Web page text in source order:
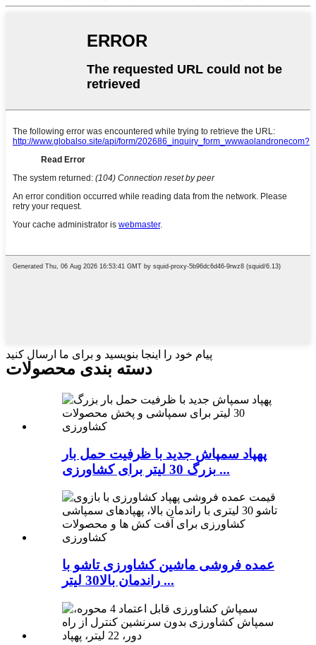
پیام خود را اینجا بنویسید و برای ما ارسال کنید
دسته بندی محصولات
پهپاد سمپاش جدید با ظرفیت حمل بار
بزرگ 30 لیتر برای کشاورزی ...
عمده فروشی ماشین کشاورزی تاشو با
راندمان بالا30 لیتر ...